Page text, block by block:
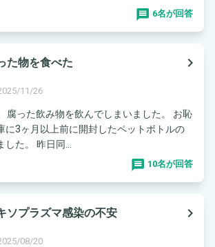
6名が回答
物を食べた
navigate_next
11/26
腐った飲み物を飲んでしまいました。 お恥
に3ヶ月以上前に開封したペットボトルの
青汁が入っていました。 昨日同...
10名が回答
プラズマ感染の不安
navigate_next
08/20